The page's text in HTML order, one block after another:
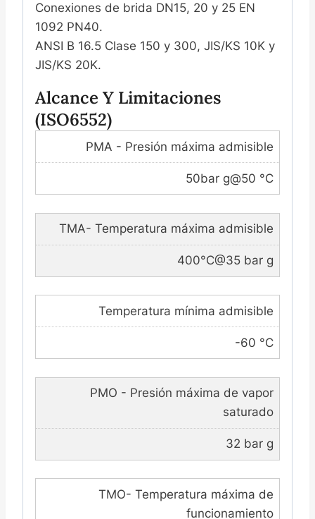
Conexiones de brida DN15, 20 y 25 EN
1092 PN40.
ANSI B 16.5 Clase 150 y 300, JIS/KS 10K y
JIS/KS 20K.
Alcance Y Limitaciones
(ISO6552)
PMA - Presión máxima admisible
50bar g@50 °C
TMA- Temperatura máxima admisible
400°C@35 bar g
Temperatura mínima admisible
-60 °C
PMO - Presión máxima de vapor
saturado
32 bar g
TMO- Temperatura máxima de
funcionamiento